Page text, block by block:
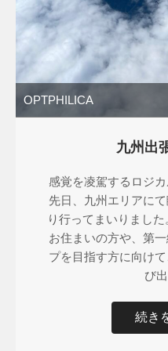
OPTPHILICA
九州出
感覚を凌駕するロジ
先日、九州エリアに
り行ってまいりまし
お住まいの方や、第
プを目指す方に向け
び
続き